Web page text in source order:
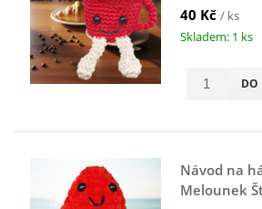
40 Kč / ks
Skladem: 1 ks
DO
Návod na
Melounek